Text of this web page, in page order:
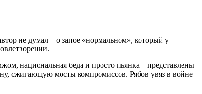
не думал – о запое «нормальном», который у
национальная беда и просто пьянка – представлены
сжигающую мосты компромиссов. Рябов увяз в войне